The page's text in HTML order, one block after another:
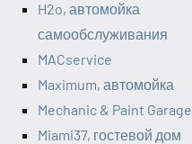
H2o, автомойка
самообслуживания
MACservice
Maximum, автомойка
Mechanic & Paint Garage
Miami37, гостевой дом